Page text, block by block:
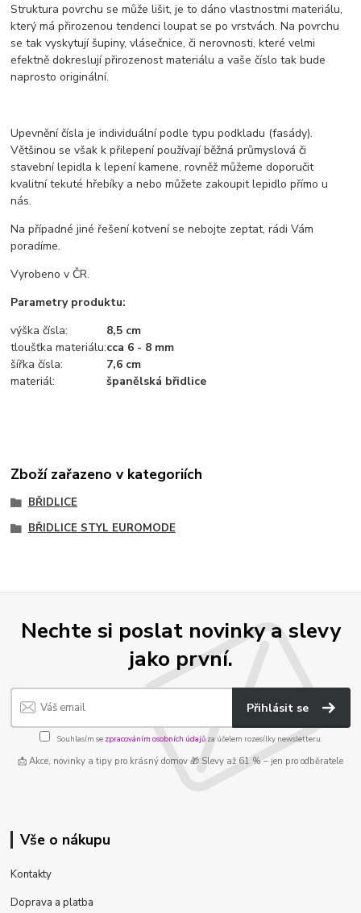
Struktura povrchu se může lišit, je to dáno vlastnostmi materiálu,
který má přirozenou tendenci loupat se po vrstvách. Na povrchu
se tak vyskytují šupiny, vlásečnice, či nerovnosti, které velmi
efektně dokreslují přirozenost materiálu a vaše číslo tak bude
naprosto originální.
Upevnění čísla je individuální podle typu podkladu (fasády).
Většinou se však k přilepení používají běžná průmyslová či
stavební lepidla k lepení kamene, rovněž můžeme doporučit
kvalitní tekuté hřebíky a nebo můžete zakoupit lepidlo přímo u
nás.
Na případné jiné řešení kotvení se nebojte zeptat, rádi Vám
poradíme.
Vyrobeno v ČR.
Parametry produktu:
výška čísla:
8,5 cm
tloušťka materiálu:cca 6 - 8 mm
šířka čísla:
7,6 cm
materiál:
španělská břidlice
Zboží zařazeno v kategoriích
BŘIDLICE
BŘIDLICE STYL EUROMODE
Nechte si poslat novinky a slevy
jako první.
Přihlásit se
Souhlasím se zpracováním osobních údajůza účelem rozesílky newsletteru.
📩 Akce, novinky a tipy pro krásný domov 🎁 Slevy až 61 % – jen pro odběratele
Vše o nákupu
Kontakty
Doprava a platba